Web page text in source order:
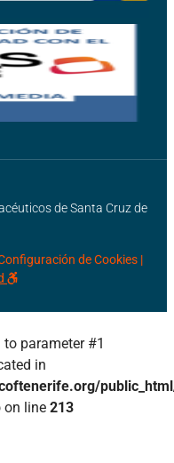
de Santa Cruz de
de Cookies |
parameter #1
in
on line 213